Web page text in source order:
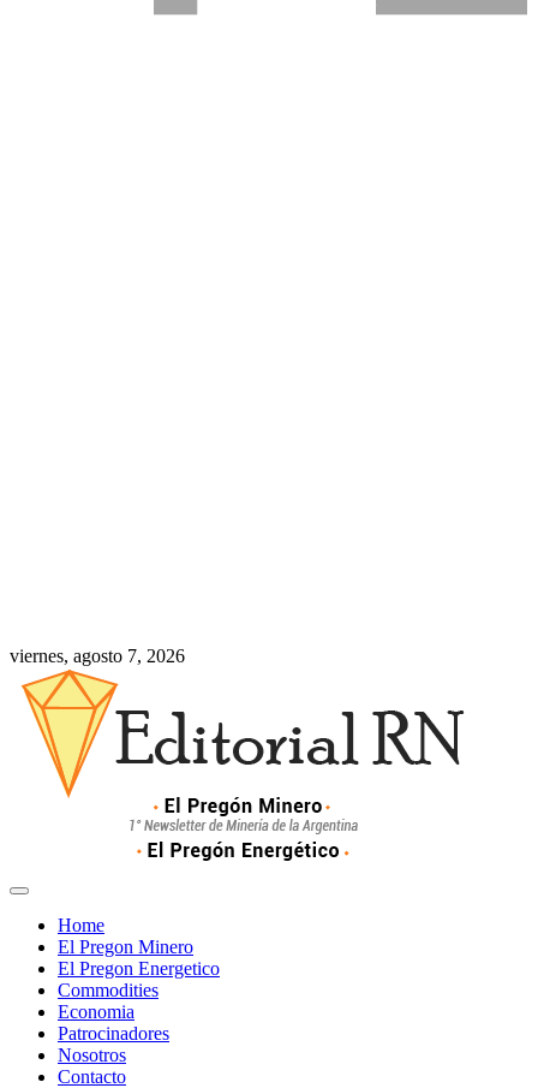
viernes, agosto 7, 2026
Home
El Pregon Minero
El Pregon Energetico
Commodities
Economia
Patrocinadores
Nosotros
Contacto